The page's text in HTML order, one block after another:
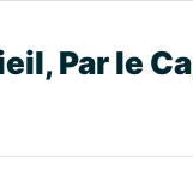
Par le